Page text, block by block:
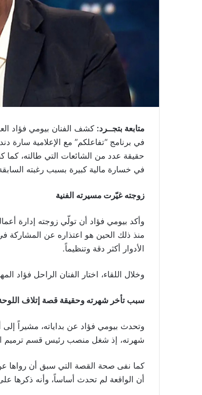
متابعة بتجــرد: كشف الفنان بيومي فؤاد
في برنامج “تفاعلكم” مع الإعلامية
حقيقة عدد من الشائعات التي طالته،
في خسارة مالية كبيرة بسبب رغبته
زوجته غيّرت مسيرته الفنية
وأكد بيومي فؤاد أن تولّي زوجته إدارة
منذ ذلك الحين هو اعتذاره عن المشاركة
الأدوار أكثر دقة وتنظيماً.
وخلال اللقاء، اختار الفنان الراحل فؤاد
سبب تأخر شهرته وحقيقة قصة إتلاف
وتحدث بيومي فؤاد عن بداياته، مشيراً
شهرته، إذ شغل منصب رئيس قسم ترميم
كما نفى صحة القصة التي سبق أن رواها عن
أن الواقعة لم تحدث أساساً، وأنه ذكرها